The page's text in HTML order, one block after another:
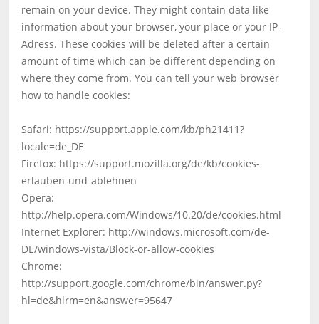
remain on your device. They might contain data like
information about your browser, your place or your IP-
Adress. These cookies will be deleted after a certain
amount of time which can be different depending on
where they come from. You can tell your web browser
how to handle cookies:
Safari: https://support.apple.com/kb/ph21411?
locale=de_DE
Firefox: https://support.mozilla.org/de/kb/cookies-
erlauben-und-ablehnen
Opera:
http://help.opera.com/Windows/10.20/de/cookies.html
Internet Explorer: http://windows.microsoft.com/de-
DE/windows-vista/Block-or-allow-cookies
Chrome:
http://support.google.com/chrome/bin/answer.py?
hl=de&hlrm=en&answer=95647